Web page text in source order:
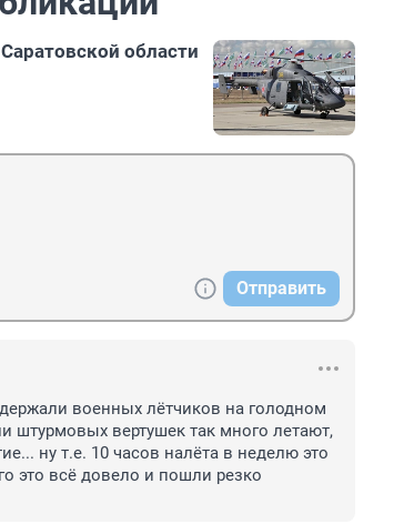
области
Отправить
военных лётчиков на голодном
штурмовых вертушек так много летают,
ну т.е. 10 часов налёта в неделю это
это всё довело и пошли резко